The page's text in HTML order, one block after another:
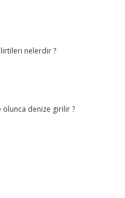
nelerdir ?
olunca denize girilir ?